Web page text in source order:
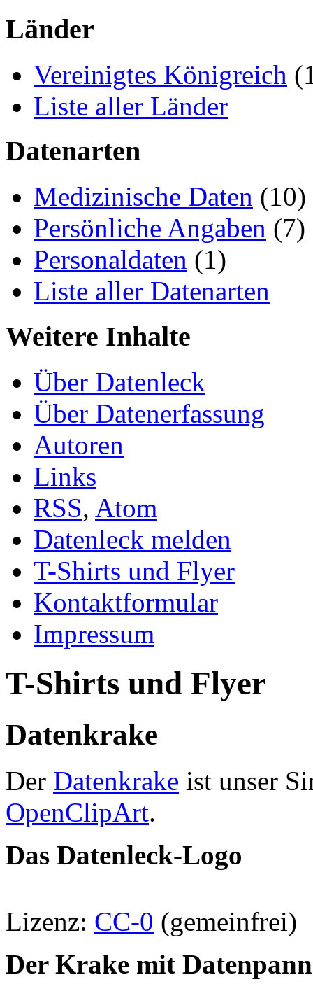
Länder
Vereinigtes Königreich
Liste aller Länder
Datenarten
Medizinische Daten (10)
Persönliche Angaben (7)
Personaldaten (1)
Liste aller Datenarten
Weitere Inhalte
Über Datenleck
Über Datenerfassung
Autoren
Links
RSS, Atom
Datenleck melden
T-Shirts und Flyer
Kontaktformular
Impressum
T-Shirts und Flyer
Datenkrake
Der Datenkrake ist unser
OpenClipArt.
Das Datenleck-Logo
Lizenz: CC-0 (gemeinfrei)
Der Krake mit